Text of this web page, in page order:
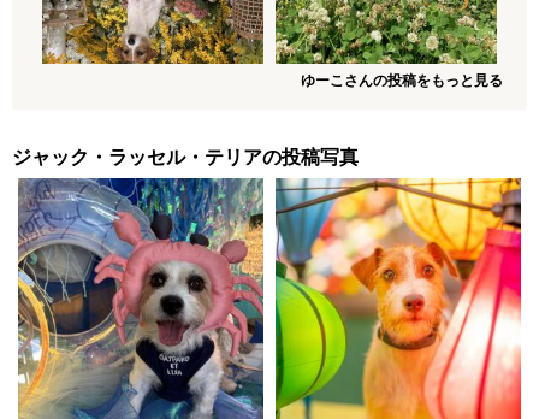
ゆーこさんの投稿をもっと見る
ジャック・ラッセル・テリアの投稿写真